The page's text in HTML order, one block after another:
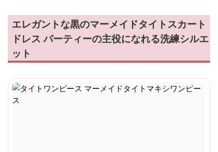
エレガントな黒のマーメイドタイトスカート
ドレス パーティーの主役になれる洗練シルエ
ット